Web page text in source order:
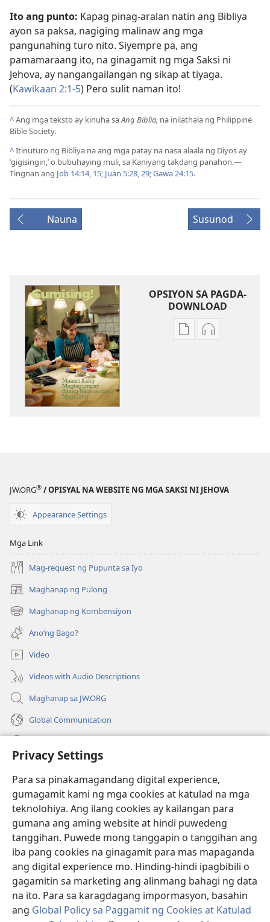
Privacy Settings
Para sa pinakamagandang digital experience,
gumagamit kami ng mga cookies at katulad na mga
teknolohiya. Ang ilang cookies ay kailangan para
gumana ang aming website at hindi puwedeng
tanggihan. Puwede mong tanggapin o tanggihan ang
iba pang cookies na ginagamit para mas mapaganda
ang digital experience mo. Hinding-hindi ipagbibili o
gagamitin sa marketing ang alinmang bahagi ng data
na ito. Para sa karagdagang impormasyon, basahin
ang Global Policy sa Paggamit ng Cookies at Katulad
Ito ang punto: Kapag pinag-aralan natin ang Bibliya
ayon sa paksa, nagiging malinaw ang mga
pangunahing turo nito. Siyempre pa, ang
pamamaraang ito, na ginagamit ng mga Saksi ni
Jehova, ay nangangailangan ng sikap at tiyaga.
(Kawikaan 2:1-5) Pero sulit naman ito!
^Ang mga teksto ay kinuha saAng Biblia, na inilathala ng Philippine
Bible Society.
^Itinuturo ng Bibliya na ang mga patay na nasa alaala ng Diyos ay
‘gigisingin,’ o bubuhaying muli, sa Kaniyang takdang panahon.—
Tingnan ang Job 14:14, 15; Juan 5:28, 29;Gawa 24:15.
Nauna Susunod
OPSIYON SA PAGDA-
DOWNLOAD
Opsiyon
Nagsosolong
Opsiyon
Nagsosolong
JW.ORG® / OPISYAL NA WEBSITE NG MGA SAKSI NI JEHOVA
Appearance Settings
Mga Link
Mag-request ng Pupunta sa Iyo
Maghanap ng Pulong
(may
bubukas
na
bagong
window)
Maghanap ng Kombensiyon
(may
bubukas
na
bagong
window)
Ano’ng Bago?
Video
Videos with Audio Descriptions
Maghanap sa JW.ORG
Global Communication
(may
na
bagong
window)
Watchtower ONLINE LIBRARY™
(may
bubukas
na
bagong
window)
JW Hub ®
(may
bubukas
bagong
window)
JW Library ®
Watchtower Library®